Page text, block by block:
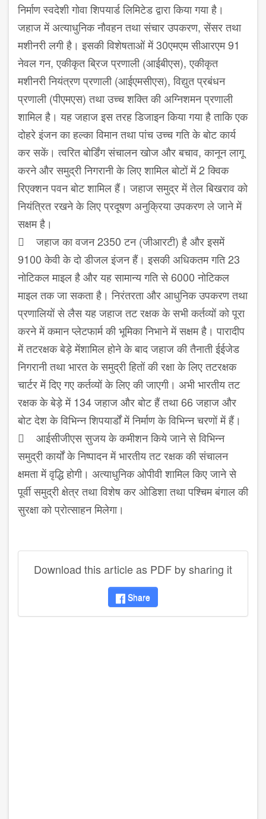
निर्माण स्वदेशी गोवा शिपयार्ड लिमिटेड द्वारा किया गया है।
जहाज में अत्याधुनिक नौवहन तथा संचार उपकरण, सेंसर तथा
मशीनरी लगी है। इसकी विशेषताओं में 30एमएम सीआरएम 91
नेवल गन, एकीकृत ब्रिज प्रणाली (आईबीएस), एकीकृत
मशीनरी नियंत्रण प्रणाली (आईएमसीएस), विद्युत प्रबंधन
प्रणाली (पीएमएस) तथा उच्च शक्ति की अग्निशमन प्रणाली
शामिल है। यह जहाज इस तरह डिजाइन किया गया है ताकि एक
दोहरे इंजन का हल्का विमान तथा पांच उच्च गति के बोट कार्य
कर सकें। त्वरित बोर्डिंग संचालन खोज और बचाव, कानून लागू
करने और समुद्री निगरानी के लिए शामिल बोटों में 2 क्विक
रिएक्शन पवन बोट शामिल हैं। जहाज समुद्र में तेल बिखराव को
नियंत्रित रखने के लिए प्रदूषण अनुक्रिया उपकरण ले जाने में
सक्षम है।
 जहाज का वजन 2350 टन (जीआरटी) है और इसमें
9100 केवी के दो डीजल इंजन हैं। इसकी अधिकतम गति 23
नोटिकल माइल है और यह सामान्य गति से 6000 नोटिकल
माइल तक जा सकता है। निरंतरता और आधुनिक उपकरण तथा
प्रणालियों से लैस यह जहाज तट रक्षक के सभी कर्तव्यों को पूरा
करने में कमान प्लेटफार्म की भूमिका निभाने में सक्षम है। पारादीप
में तटरक्षक बेड़े मेंशामिल होने के बाद जहाज की तैनाती ईईजेड
निगरानी तथा भारत के समुद्री हितों की रक्षा के लिए तटरक्षक
चार्टर में दिए गए कर्तव्यों के लिए की जाएगी। अभी भारतीय तट
रक्षक के बेड़े में 134 जहाज और बोट हैं तथा 66 जहाज और
बोट देश के विभिन्न शिपयार्डों में निर्माण के विभिन्न चरणों में हैं।
 आईसीजीएस सुजय के कमीशन किये जाने से विभिन्न
समुद्री कार्यों के निष्पादन में भारतीय तट रक्षक की संचालन
क्षमता में वृद्धि होगी। अत्याधुनिक ओपीवी शामिल किए जाने से
पूर्वी समुद्री क्षेत्र तथा विशेष कर ओडिशा तथा पश्चिम बंगाल की
सुरक्षा को प्रोत्साहन मिलेगा।
Download this article as PDF by sharing it
Share